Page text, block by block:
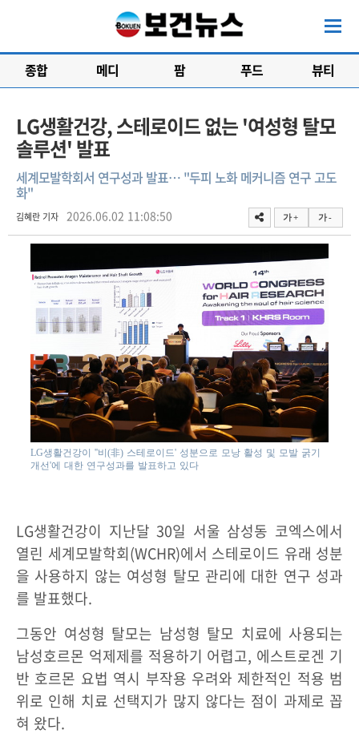
종합 메디 팜 푸드 뷰티
LG생활건강, 스테로이드 없는 '여성형 탈모
솔루션' 발표
세계모발학회서 연구성과 발표… "두피 노화 메커니즘 연구 고도
화"
김혜란 기자 2026.06.02 11:08:50 가 + 가 -
LG생활건강이 ''비(非) 스테로이드' 성분으로 모낭 활성 및 모발 굵기
개선'에 대한 연구성과를 발표하고 있다
LG생활건강이 지난달 30일 서울 삼성동 코엑스에서
열린 세계모발학회(WCHR)에서 스테로이드 유래 성분
을 사용하지 않는 여성형 탈모 관리에 대한 연구 성과
를 발표했다.
그동안 여성형 탈모는 남성형 탈모 치료에 사용되는
남성호르몬 억제제를 적용하기 어렵고, 에스트로겐 기
반 호르몬 요법 역시 부작용 우려와 제한적인 적용 범
위로 인해 치료 선택지가 많지 않다는 점이 과제로 꼽
혀 왔다.